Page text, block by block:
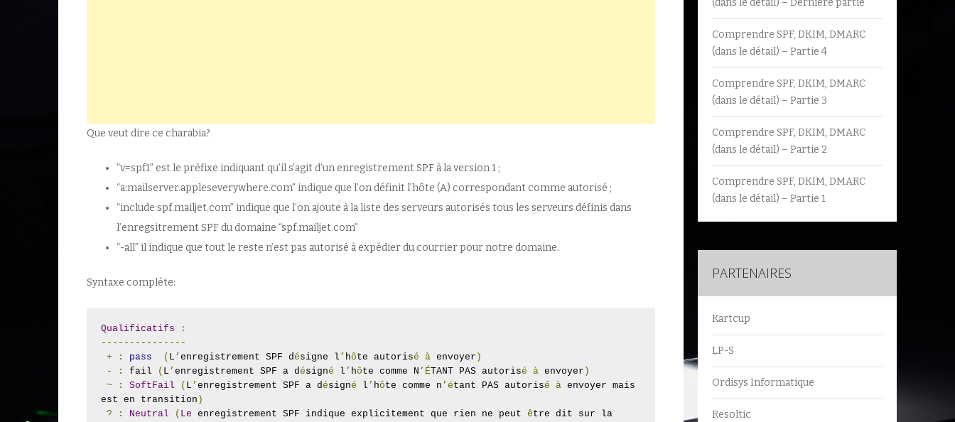
Que veut dire ce charabia?
“v=spf1” est le préfixe indiquant qu’il s’agit d’un enregistrement SPF à la version 1 ;
“a:mailserver.appleseverywhere.com” indique que l’on définit l’hôte (A) correspondant comme autorisé ;
“include:spf.mailjet.com” indique que l’on ajoute à la liste des serveurs autorisés tous les serveurs définis dans
l’enregsitrement SPF du domaine “spf.mailjet.com”
“-all” il indique que tout le reste n’est pas autorisé à expédier du courrier pour notre domaine.
Syntaxe complète:
Qualificatifs
:
---------------
+
: pass ( L ’ enregistrement SPF désigne l ’ hôte autorisé à envoyer )
-
: fail ( L ’ enregistrement SPF a désigné l ’ hôte comme N ’ÉTANT PAS autorisé à envoyer )
~
: SoftFail ( L ’ enregistrement SPF a désigné l ’ hôte comme n ’étant PAS autorisé à envoyer mais
est en transition )
?
: Neutral ( Le enregistrement SPF indique explicitement que rien ne peut être dit sur la
(dans le détail) – Dernière partie
Comprendre SPF, DKIM, DMARC
(dans le détail) – Partie 4
Comprendre SPF, DKIM, DMARC
(dans le détail) – Partie 3
Comprendre SPF, DKIM, DMARC
(dans le détail) – Partie 2
Comprendre SPF, DKIM, DMARC
(dans le détail) – Partie 1
PARTENAIRES
Kartcup
LP-S
Ordisys Informatique
Resoltic